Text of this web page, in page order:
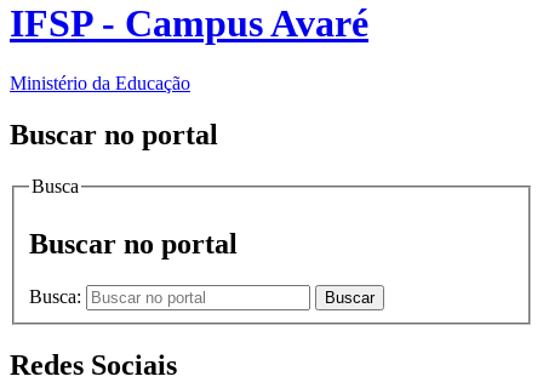
IFSP - Campus Avaré
Ministério da Educação
Buscar no portal
Busca
Buscar no portal
Busca: Buscar
Redes Sociais